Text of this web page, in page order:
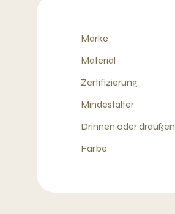
Marke
Material
Zertifizierung
Mindestalter
Drinnen oder draußen
Farbe